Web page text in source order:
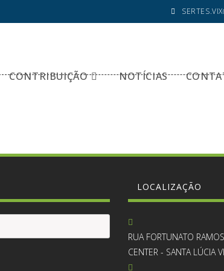
CONTRIBUIÇÃO NOTÍCIAS
LOCALIZAÇÃO
RUA FORTUNATO
CENTER - SANTA LÚCIA